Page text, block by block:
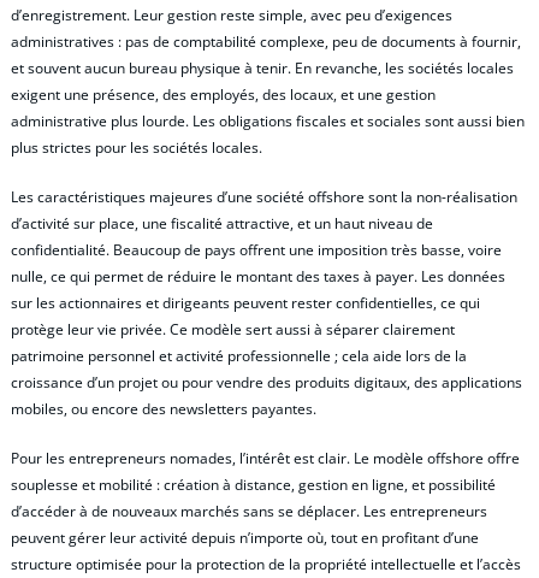
d’enregistrement. Leur gestion reste simple, avec peu d’exigences
administratives : pas de comptabilité complexe, peu de documents à fournir,
et souvent aucun bureau physique à tenir. En revanche, les sociétés locales
exigent une présence, des employés, des locaux, et une gestion
administrative plus lourde. Les obligations fiscales et sociales sont aussi bien
plus strictes pour les sociétés locales.
Les caractéristiques majeures d’une société offshore sont la non-réalisation
d’activité sur place, une fiscalité attractive, et un haut niveau de
confidentialité. Beaucoup de pays offrent une imposition très basse, voire
nulle, ce qui permet de réduire le montant des taxes à payer. Les données
sur les actionnaires et dirigeants peuvent rester confidentielles, ce qui
protège leur vie privée. Ce modèle sert aussi à séparer clairement
patrimoine personnel et activité professionnelle ; cela aide lors de la
croissance d’un projet ou pour vendre des produits digitaux, des applications
mobiles, ou encore des newsletters payantes.
Pour les entrepreneurs nomades, l’intérêt est clair. Le modèle offshore offre
souplesse et mobilité : création à distance, gestion en ligne, et possibilité
d’accéder à de nouveaux marchés sans se déplacer. Les entrepreneurs
peuvent gérer leur activité depuis n’importe où, tout en profitant d’une
structure optimisée pour la protection de la propriété intellectuelle et l’accès